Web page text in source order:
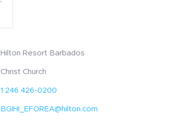
Hilton Resort Barbados
Christ Church
1 246 426-0200
BGIHI_EFOREA@hilton.com